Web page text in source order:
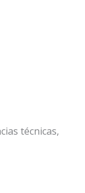
técnicas,